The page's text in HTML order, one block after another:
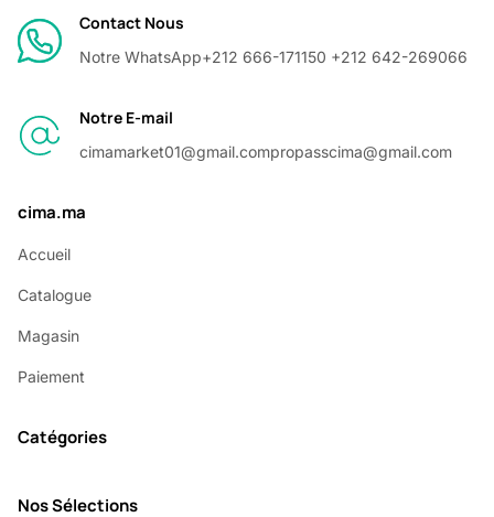
Contact Nous
Notre WhatsApp+212 666-171150 +212 642-269066
Notre E-mail
cimamarket01@gmail.compropasscima@gmail.com
cima.ma
Accueil
Catalogue
Magasin
Paiement
Catégories
Nos Sélections